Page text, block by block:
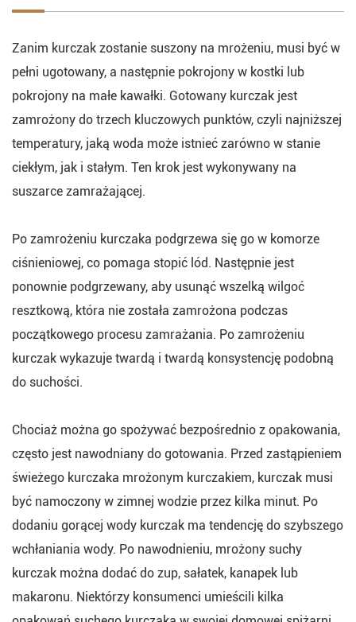
Zanim kurczak zostanie suszony na mrożeniu, musi być w
pełni ugotowany, a następnie pokrojony w kostki lub
pokrojony na małe kawałki. Gotowany kurczak jest
zamrożony do trzech kluczowych punktów, czyli najniższej
temperatury, jaką woda może istnieć zarówno w stanie
ciekłym, jak i stałym. Ten krok jest wykonywany na
suszarce zamrażającej.
Po zamrożeniu kurczaka podgrzewa się go w komorze
ciśnieniowej, co pomaga stopić lód. Następnie jest
ponownie podgrzewany, aby usunąć wszelką wilgoć
resztkową, która nie została zamrożona podczas
początkowego procesu zamrażania. Po zamrożeniu
kurczak wykazuje twardą i twardą konsystencję podobną
do suchości.
Chociaż można go spożywać bezpośrednio z opakowania,
często jest nawodniany do gotowania. Przed zastąpieniem
świeżego kurczaka mrożonym kurczakiem, kurczak musi
być namoczony w zimnej wodzie przez kilka minut. Po
dodaniu gorącej wody kurczak ma tendencję do szybszego
wchłaniania wody. Po nawodnieniu, mrożony suchy
kurczak można dodać do zup, sałatek, kanapek lub
makaronu. Niektórzy konsumenci umieścili kilka